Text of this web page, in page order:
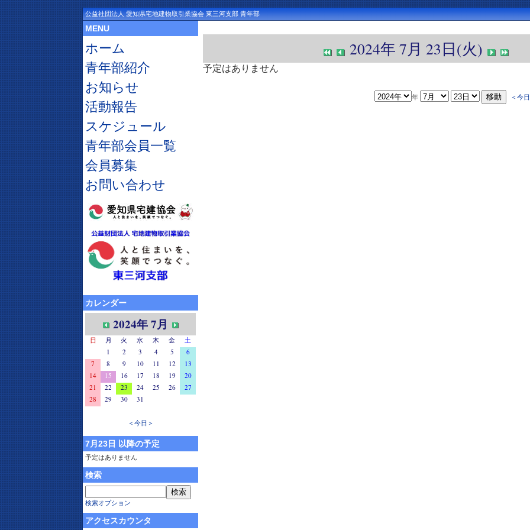
公益社団法人 愛知県宅地建物取引業協会 東三河支部 青年部
2024年 7月 23日(火)
予定はありません
年 ＜今
MENU
ホーム
青年部紹介
お知らせ
活動報告
スケジュール
青年部会員一覧
会員募集
お問い合わせ
カレンダー
2024年 7月
日 月 火 水 木 金
土
1
2 3 4 5
6
7
8 9 10 11 12
13
14
15 16 17 18 19
20
21
22 23 24 25 26
27
28
29 30 31
＜今日＞
7月23日 以降の予定
予定はありません
検索
検索オプション
アクセスカウンタ